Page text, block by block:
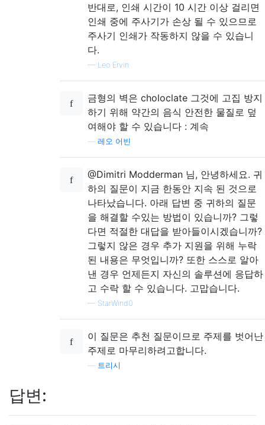
반대로, 인쇄 시간이 10 시간 이상 걸리면
인쇄 중에 주사기가 손상 될 수 있으므로
주사기 인쇄가 작동하지 않을 수 있습니
다.
— Leo Ervin
금형의 벽은 choloclate 그것에 고집 방지
하기 위해 약간의 음식 안전한 물질로 덮
여해야 할 수 있습니다 : 계속
레오 어빈
@Dimitri Modderman 님, 안녕하세요. 귀
하의 질문이 지금 한동안 지속 된 것으로
나타났습니다. 아래 답변 중 귀하의 질문
을 해결할 수있는 방법이 있습니까? 그렇
다면 적절한 대답을 받아들이시겠습니까?
그렇지 않은 경우 추가 지원을 위해 누락
된 내용은 무엇입니까? 또한 스스로 알아
낸 경우 언제든지 자신의 솔루션에 응답하
고 수락 할 수 있습니다. 고맙습니다.
— StarWind0
이 질문은 추천 질문이므로 주제를 벗어난
주제로 마무리하려고합니다.
트리시
답변: